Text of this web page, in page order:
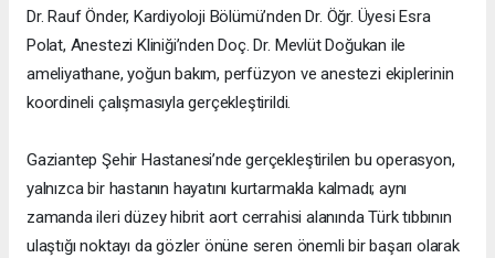
Dr. Rauf Önder, Kardiyoloji Bölümü’nden Dr. Öğr. Üyesi Esra
Polat, Anestezi Kliniği’nden Doç. Dr. Mevlüt Doğukan ile
ameliyathane, yoğun bakım, perfüzyon ve anestezi ekiplerinin
koordineli çalışmasıyla gerçekleştirildi.
Gaziantep Şehir Hastanesi’nde gerçekleştirilen bu operasyon,
yalnızca bir hastanın hayatını kurtarmakla kalmadı; aynı
zamanda ileri düzey hibrit aort cerrahisi alanında Türk tıbbının
ulaştığı noktayı da gözler önüne seren önemli bir başarı olarak